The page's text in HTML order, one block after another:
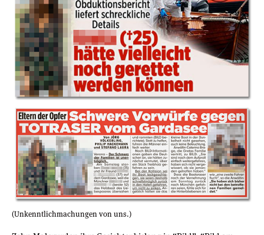
(Unkenntlichmachungen von uns.)